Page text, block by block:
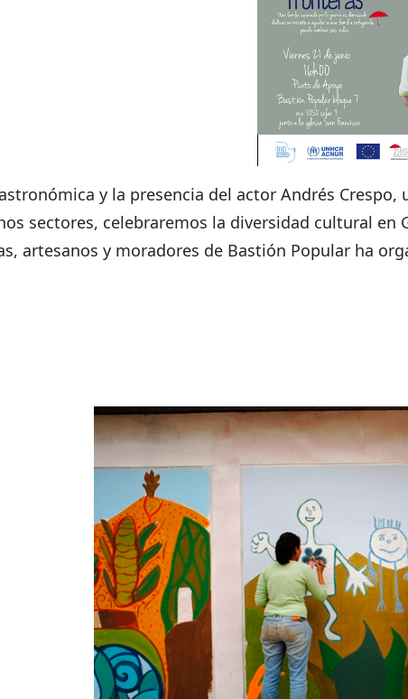
y la presencia del actor Andrés
sectores, celebraremos la diversidad cultural
artesanos y moradores de Bastión Popular ha